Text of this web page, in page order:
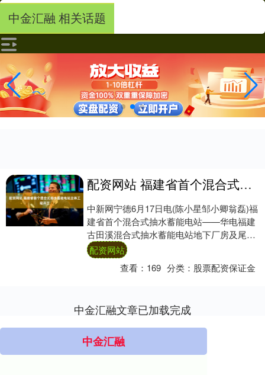
中金汇融 相关话题
配资网站 福建省首个混合式抽水蓄能电站主体工程开工
中新网宁德6月17日电(陈小星邹小卿翁磊)福
建省首个混合式抽水蓄能电站——华电福建
古田溪混合式抽水蓄能电站地下厂房及尾水
系统工程16日在福建省宁德市古田县开工
配....
配资网站
查看： 169 分类： 股票配资保证金
中金汇融文章已加载完成
中金汇融